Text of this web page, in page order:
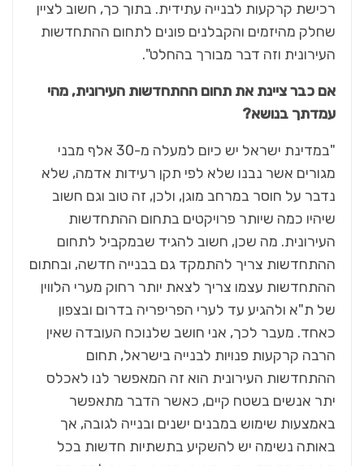
רכישת קרקעות לבנייה עתידית. בתוך כך, חשוב לציין
שחלק מהיזמים והקבלנים פונים לתחום ההתחדשות
העירונית וזה דבר מבורך בהחלט".
אם כבר ציינת את תחום ההתחדשות העירונית, מהי
עמדתך בנושא?
"במדינת ישראל יש כיום למעלה מ-30 אלף מבני
מגורים אשר נבנו שלא לפי תקן רעידות אדמה, שלא
נדבר על חוסר במרחב מוגן, ולכן, זה טוב וגם חשוב
שיהיו כמה שיותר פרויקטים בתחום ההתחדשות
העירונית. מה שכן, חשוב להגיד שבמקביל לתחום
ההתחדשות צריך להתמקד גם בבנייה חדשה, ובחתום
ההתחדשות עצמו צריך לצאת יותר רחוק מערי הלווין
של ת"א ולהגיע עד לערי הפריפריה בדרום ובצפון
כאחד. מעבר לכך, אני חושב שלנוכח העובדה שאין
הרבה קרקעות פנויות לבנייה בישראל, תחום
ההתחדשות העירונית הוא זה המאפשר לנו לאכלס
יתר אנשים בשטח קיים, כאשר הדבר מתאפשר
באמצעות שימוש במבנים ישנים ובנייה לגובה, אך
באותה נשימה יש להשקיע בתשתיות חדשות בכל